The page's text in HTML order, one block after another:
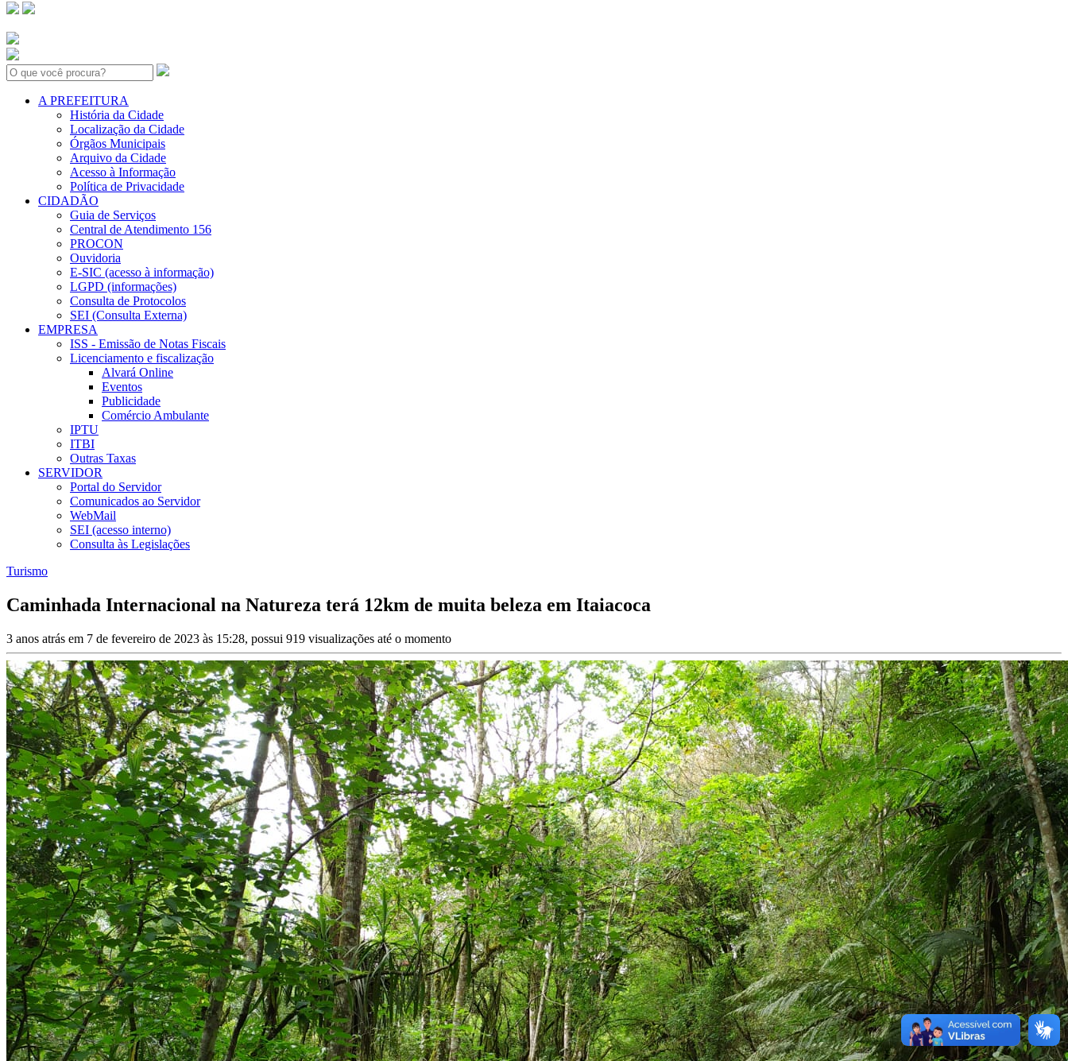
Search:
A PREFEITURA
História da Cidade
Localização da Cidade
Órgãos Municipais
Arquivo da Cidade
Acesso à Informação
Política de Privacidade
CIDADÃO
Guia de Serviços
Central de Atendimento 156
PROCON
Ouvidoria
E-SIC (acesso à informação)
LGPD (informações)
Consulta de Protocolos
SEI (Consulta Externa)
EMPRESA
ISS - Emissão de Notas Fiscais
Licenciamento e fiscalização
Alvará Online
Eventos
Publicidade
Comércio Ambulante
IPTU
ITBI
Outras Taxas
SERVIDOR
Portal do Servidor
Comunicados ao Servidor
WebMail
SEI (acesso interno)
Consulta às Legislações
Turismo
Caminhada Internacional na Natureza terá 12km de muita beleza em Itaiacoca
3 anos atrás em 7 de fevereiro de 2023 às 15:28, possui 919 visualizações até o momento